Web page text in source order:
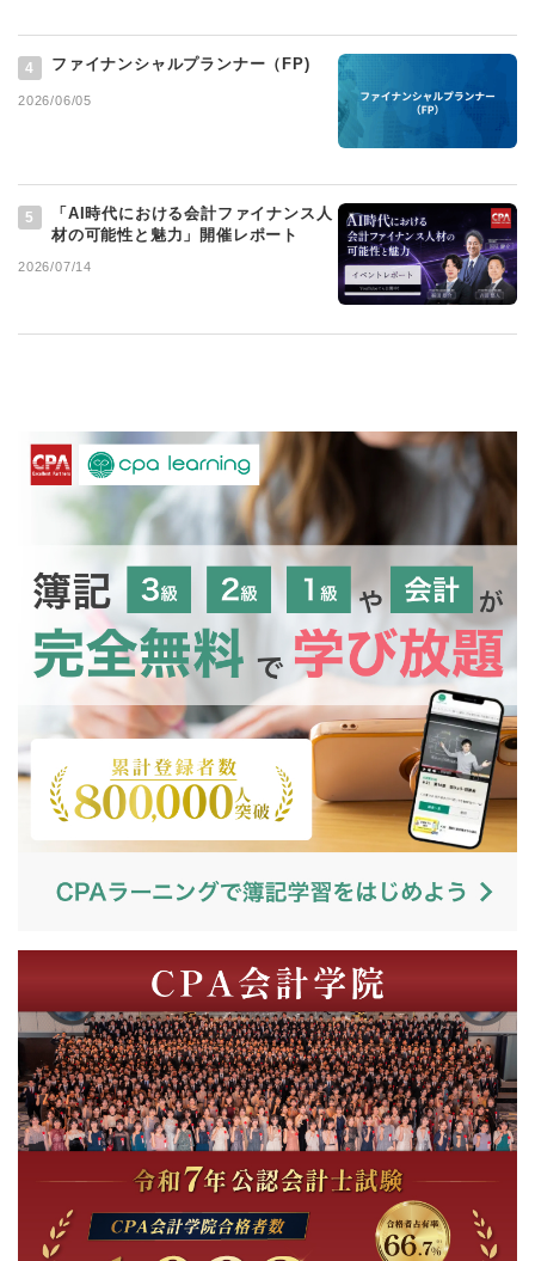
4 ファイナンシャルプランナー（FP)
2026/06/05
5
「AI時代における会計ファイナンス人
材の可能性と魅力」開催レポート
2026/07/14